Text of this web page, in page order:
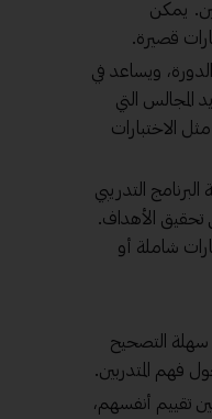
يمكن
قصيرة.
ويساعد في
المجالس التي
مثل الاختبارات
التدريبي
الأهداف.
شاملة أو
سهلة التصحيح
فهم المتدربين.
تقييم أنفسهم،